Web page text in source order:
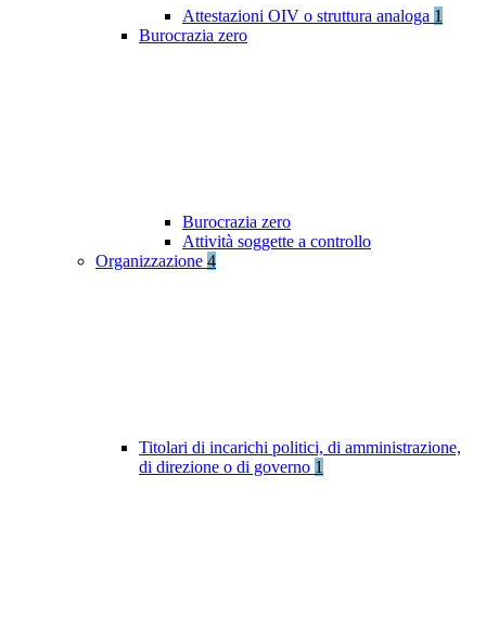
Attestazioni OIV o struttura analoga 1
Burocrazia zero
Burocrazia zero
Attività soggette a controllo
Organizzazione 4
Titolari di incarichi politici, di amministrazione,
di direzione o di governo 1